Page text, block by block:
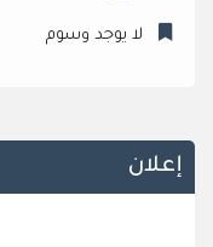
لا يوجد وسوم
إعلان